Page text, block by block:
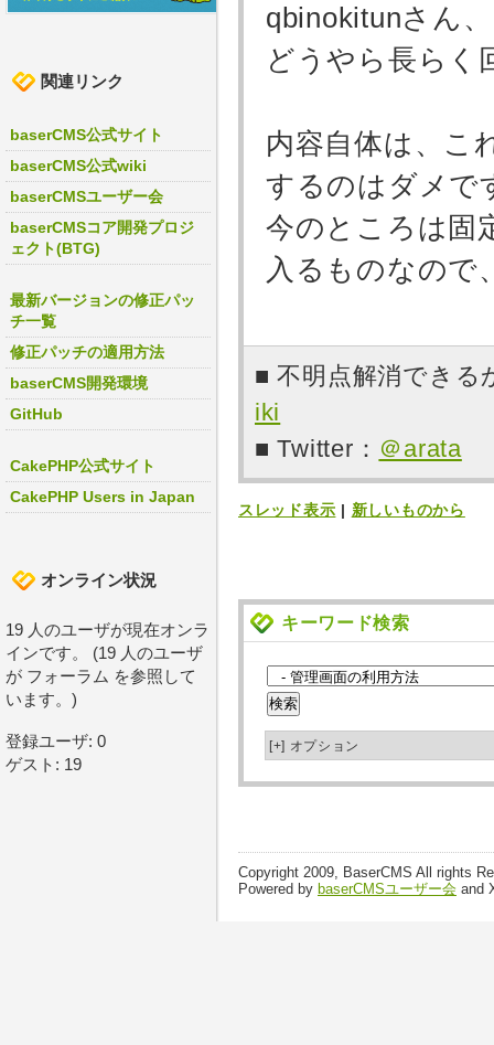
qbinokitunさん
どうやら長らく
内容自体は、こ
するのはダメで
今のところは固
入るものなので
■ 不明点解消でき
iki
■ Twitter： ＠arata
スレッド表示 | 新しいものから
キーワード検索
[+] オプション
Copyright 2009, BaserCMS All rights
Powered by baserCMSユーザー会 and
関連リンク
baserCMS公式サイト
baserCMS公式wiki
baserCMSユーザー会
baserCMSコア開発プロジ
ェクト(BTG)
最新バージョンの修正パッ
チ一覧
修正パッチの適用方法
baserCMS開発環境
GitHub
CakePHP公式サイト
CakePHP Users in Japan
オンライン状況
19 人のユーザが現在オンラ
インです。 (19 人のユーザ
が フォーラム を参照して
います。)
登録ユーザ: 0
ゲスト: 19